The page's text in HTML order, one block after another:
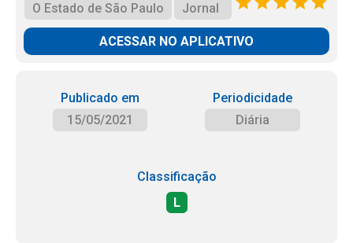
O Estado de São Paulo
Jornal
ACESSAR NO APLICATIVO
Publicado em
15/05/2021
Periodicidade
Diária
Classificação
L